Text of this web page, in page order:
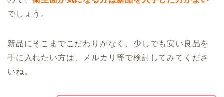
でしょう。
新品にそこまでこだわりがなく、少しでも安い良品を
手に入れたい方は、メルカリ等で検討してみてくださ
いね。